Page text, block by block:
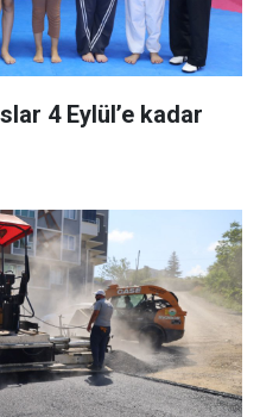
4 Eylül’e kadar